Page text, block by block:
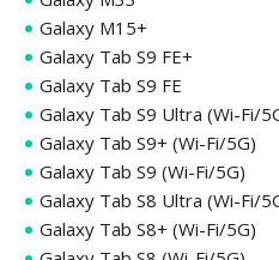
Galaxy M15+
Galaxy Tab S9 FE+
Galaxy Tab S9 FE
Galaxy Tab S9 Ultra (Wi-Fi/
Galaxy Tab S9+ (Wi-Fi/5G)
Galaxy Tab S9 (Wi-Fi/5G)
Galaxy Tab S8 Ultra (Wi-Fi/
Galaxy Tab S8+ (Wi-Fi/5G)